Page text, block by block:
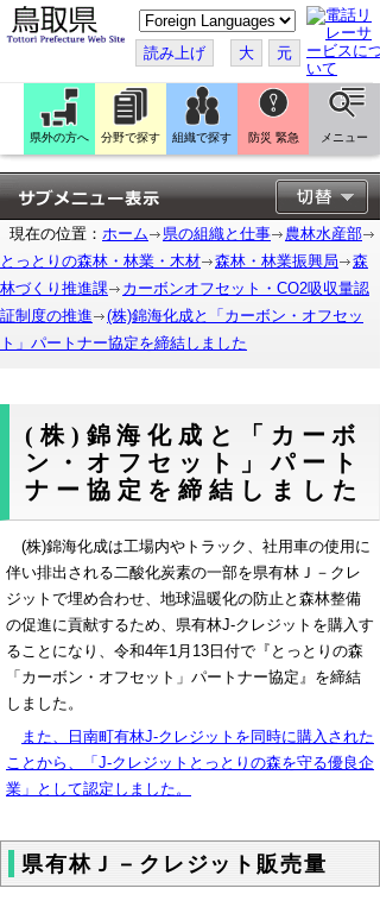
こ
の
ペ
ー
ジ
翻
訳
す
る
読み上げ 大 元
県外の方へ 分野で探す 組織で探す 防災 緊急 メニュー
現在の位置： ホーム 県の組織と仕事
農林水産部
とっとりの森林・林業・木材
森林・林業振興局
森
林づくり推進課
カーボンオフセット・CO2吸収量認
証制度の推進
(株)錦海化成と「カーボン・オフセッ
ト」パートナー協定を締結しました
(株)錦海化成と「カーボ
ン・オフセット」パート
ナー協定を締結しました
(株)錦海化成は工場内やトラック、社用車の使用に
伴い排出される二酸化炭素の一部を県有林Ｊ－クレ
ジットで埋め合わせ、地球温暖化の防止と森林整備
の促進に貢献するため、県有林J-クレジットを購入す
ることになり、令和4年1月13日付で『とっとりの森
「カーボン・オフセット」パートナー協定』を締結
しました。
また、日南町有林J-クレジットを同時に購入された
ことから、「J-クレジットとっとりの森を守る優良企
業」として認定しました。
県有林Ｊ－クレジット販売量